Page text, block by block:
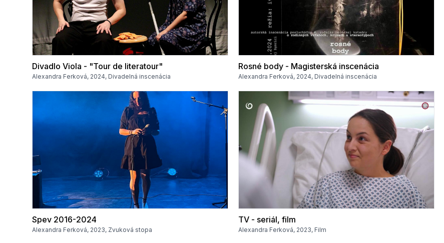
Divadlo Viola - "Tour de literatour"
Alexandra Ferková, 2024, Divadelná inscenácia
Rosné body - Magisterská inscenácia
Alexandra Ferková, 2024, Divadelná inscenácia
Spev 2016-2024
Alexandra Ferková, 2023, Zvuková stopa
TV - seriál, film
Alexandra Ferková, 2023, Film